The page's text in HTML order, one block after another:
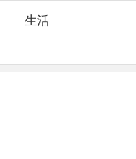
生活